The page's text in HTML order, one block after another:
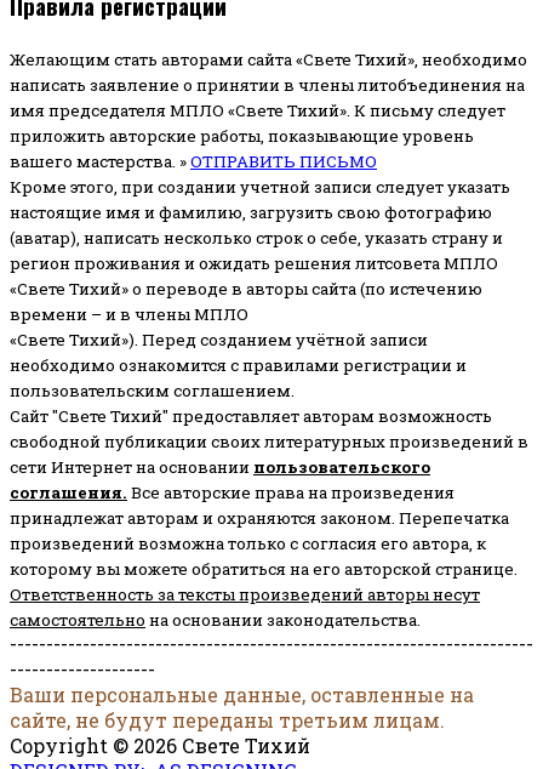
Желающим стать авторами сайта «Свете Тихий», необходимо
написать заявление о принятии в члены литобъединения на
имя председателя МПЛО «Свете Тихий». К письму следует
приложить авторские работы, показывающие уровень
вашего мастерства. »ОТПРАВИТЬ ПИСЬМО
Кроме этого, при создании учетной записи следует указать
настоящие имя и фамилию, загрузить свою фотографию
(аватар), написать несколько строк о себе, указать страну и
регион проживания и ожидать решения литсовета МПЛО
«Свете Тихий» о переводе в авторы сайта (по истечению
времени – и в члены МПЛО
«Свете Тихий»). Перед созданием учётной записи
необходимо ознакомится с правилами регистрации и
пользовательским соглашением.
Сайт "Свете Тихий" предоставляет авторам возможность
свободной публикации своих литературных произведений в
сети Интернет на основании пользовательского
соглашения. Все авторские права на произведения
принадлежат авторам и охраняются законом. Перепечатка
произведений возможна только с согласия его автора, к
которому вы можете обратиться на его авторской странице.
Ответственность за тексты произведений авторы несут
самостоятельно на основании законодательства.
------------------------------------------------------------------------
--------------------
Ваши персональные данные, оставленные на
сайте, не будут переданы третьим лицам.
Copyright © 2026 Свете Тихий